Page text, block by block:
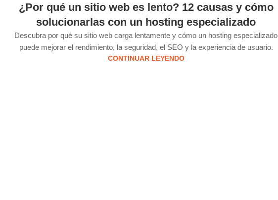
¿Por qué un sitio web es lento? 12 causas y cómo
solucionarlas con un hosting especializado
Descubra por qué su sitio web carga lentamente y cómo un hosting especializado
puede mejorar el rendimiento, la seguridad, el SEO y la experiencia de usuario.
CONTINUAR LEYENDO